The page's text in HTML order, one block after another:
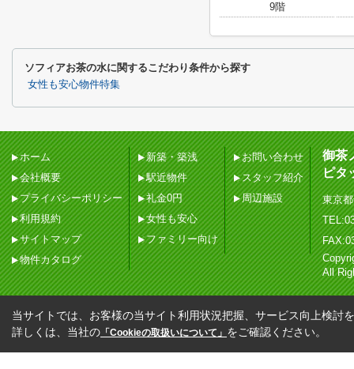
9階
ソフィアお茶の水に関するこだわり条件から探す
女性も安心物件特集
ホーム
会社概要
プライバシーポリシー
利用規約
サイトマップ
物件カタログ
新築・築浅
駅近物件
礼金0円
女性も安心
ファミリー向け
お問い合わせ
スタッフ紹介
周辺施設
御茶
ピタ
東京
All
当サイトでは、お客様の当サイト利用状況把握、サービス向上検討
詳しくは、当社の 「Cookieの取扱いについて」 をご確認ください。